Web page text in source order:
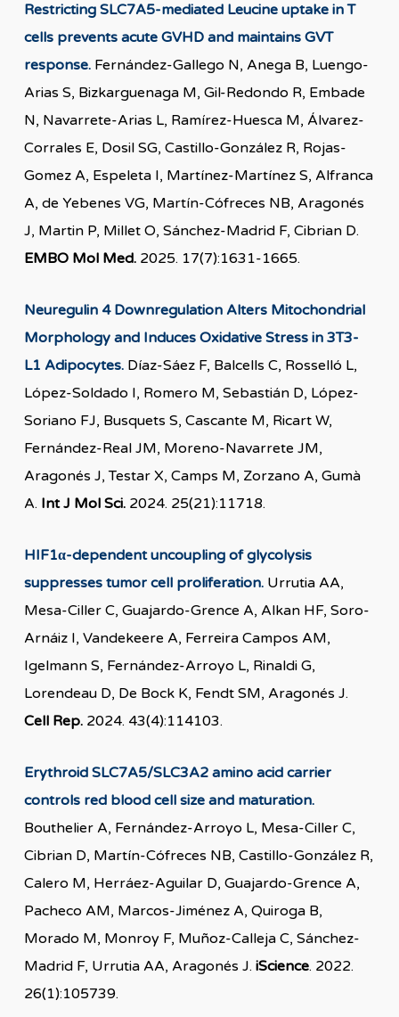
Restricting SLC7A5-mediated Leucine uptake in T
cells prevents acute GVHD and maintains GVT
response.Fernández-Gallego N, Anega B, Luengo-
Arias S, Bizkarguenaga M, Gil-Redondo R, Embade
N, Navarrete-Arias L, Ramírez-Huesca M, Álvarez-
Corrales E, Dosil SG, Castillo-González R, Rojas-
Gomez A, Espeleta I, Martínez-Martínez S, Alfranca
A, de Yebenes VG, Martín-Cófreces NB, Aragonés
J, Martin P, Millet O, Sánchez-Madrid F, Cibrian D.
EMBO Mol Med.2025. 17(7):1631-1665.
Neuregulin 4 Downregulation Alters Mitochondrial
Morphology and Induces Oxidative Stress in 3T3-
L1 Adipocytes.Díaz-Sáez F, Balcells C, Rosselló L,
López-Soldado I, Romero M, Sebastián D, López-
Soriano FJ, Busquets S, Cascante M, Ricart W,
Fernández-Real JM, Moreno-Navarrete JM,
Aragonés J, Testar X, Camps M, Zorzano A, Gumà
A. Int J Mol Sci.2024. 25(21):11718.
HIF1α-dependent uncoupling of glycolysis
suppresses tumor cell proliferation.Urrutia AA,
Mesa-Ciller C, Guajardo-Grence A, Alkan HF, Soro-
Arnáiz I, Vandekeere A, Ferreira Campos AM,
Igelmann S, Fernández-Arroyo L, Rinaldi G,
Lorendeau D, De Bock K, Fendt SM, Aragonés J.
Cell Rep.2024. 43(4):114103.
Erythroid SLC7A5/SLC3A2 amino acid carrier
controls red blood cell size and maturation.
Bouthelier A, Fernández-Arroyo L, Mesa-Ciller C,
Cibrian D, Martín-Cófreces NB, Castillo-González R,
Calero M, Herráez-Aguilar D, Guajardo-Grence A,
Pacheco AM, Marcos-Jiménez A, Quiroga B,
Morado M, Monroy F, Muñoz-Calleja C, Sánchez-
Madrid F, Urrutia AA, Aragonés J. iScience. 2022.
26(1):105739.